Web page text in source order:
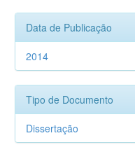
Data de Publicação
2014
Tipo de Documento
Dissertação